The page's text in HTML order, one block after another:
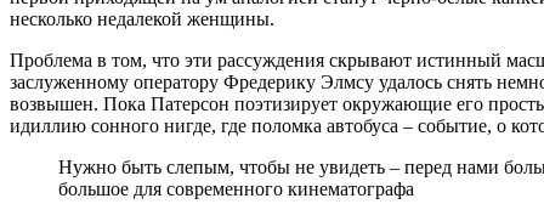
несколько недалекой женщины.
Проблема в том, что эти рассуждения скрывают истинный
заслуженному оператору Фредерику Элмсу удалось снять
возвышен. Пока Патерсон поэтизирует окружающие его
идиллию сонного нигде, где поломка автобуса – событие, о
Нужно быть слепым, чтобы не увидеть – перед нами
большое для современного кинематографа